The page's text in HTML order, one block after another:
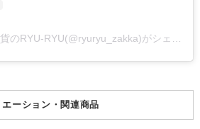
エーション・関連商品